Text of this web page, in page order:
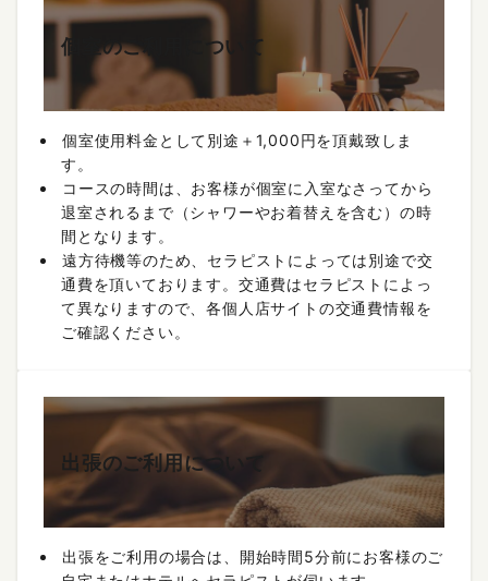
個室のご利用について
個室使用料金として別途＋1,000円を頂戴致しま
す。
コースの時間は、お客様が個室に入室なさってから
退室されるまで（シャワーやお着替えを含む）の時
間となります。
遠方待機等のため、セラピストによっては別途で交
通費を頂いております。交通費はセラピストによっ
て異なりますので、各個人店サイトの交通費情報を
ご確認ください。
出張のご利用について
出張をご利用の場合は、開始時間5分前にお客様のご